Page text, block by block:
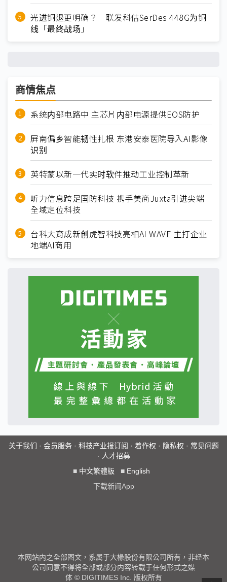
光进铜退更明确？ 联发科估SerDes 448G为铜
线「最终战场」
商情焦点
系统内部电路中 主芯片内部电源提供EOS防护
屏南偏乡智能韧性扎根 东港安泰医院导入AI影像
识别
英特蒙以新一代实时软件推动工业控制革新
昕力信息跨足国防科技 携手美商Juxta引进尖端
全域定位科技
台科大育成新创虎智科技亮相AI WAVE 主打企业
地端AI商用
关于我们 · 会员服务· 科技产业报订阅 · 着作权 · 隐私权 · 常见问题
· 人才招募
■ 中文繁體版 ■ English
下载新闻App
本网站内之全部图文，系属于大椽股份有限公司所有，非经本
公司同意不得将全部或部分内容转载于任何形式之媒
体 © DIGITIMES Inc. 版权所有